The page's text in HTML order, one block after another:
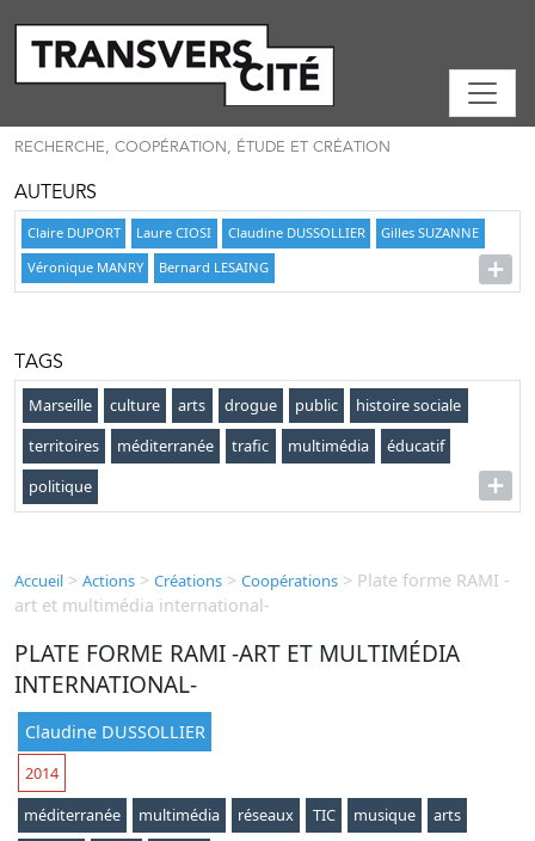
RECHERCHE, COOPÉRATION, ÉTUDE ET CRÉATION
AUTEURS
Claire DUPORT Laure CIOSI Claudine DUSSOLLIER
Gilles SUZANNE
Véronique MANRY
Bernard LESAING
TAGS
Marseille culture arts drogue public
histoire sociale
territoires
méditerranée trafic multimédia
éducatif
politique
Accueil > Actions > Créations > Coopérations > Plate forme RAMI -
art et multimédia international-
PLATE FORME RAMI -ART ET MULTIMÉDIA
INTERNATIONAL-
Claudine DUSSOLLIER
2014
méditerranée
multimédia réseaux TIC musique
arts